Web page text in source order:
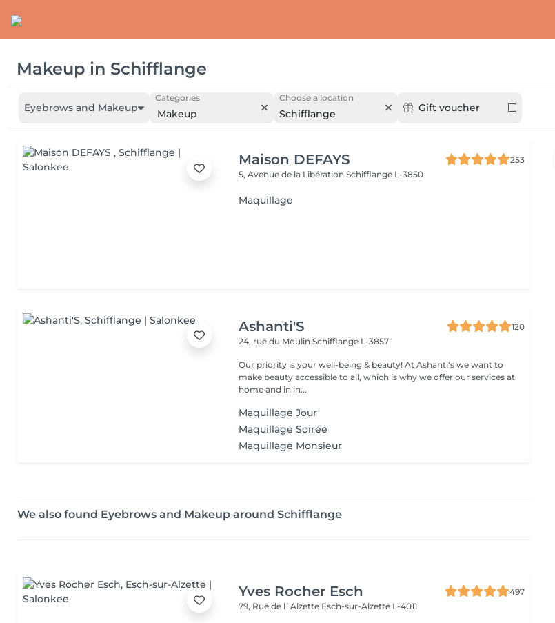
Makeup in Schifflange
Eyebrows and Makeup
Categories
Makeup
Choose a location
Schifflange Gift voucher
Maison DEFAYS
253
5, Avenue de la LibérationSchifflange L-3850
Maquillage
Ashanti'S
120
24, rue du MoulinSchifflange L-3857
Our priority is your well-being & beauty! At Ashanti's we want to
make beauty accessible to all, which is why we offer our services at
home and in in...
Maquillage Jour
Maquillage Soirée
Maquillage Monsieur
We also found Eyebrows and Makeup around Schifflange
Yves Rocher Esch
497
79, Rue de l`Alzette Esch-sur-Alzette L-4011